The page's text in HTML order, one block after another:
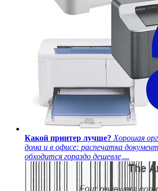
Какой принтер лучше? Хорошая
дома и в офисе: распечатка
обходится гораздо дешевле,...